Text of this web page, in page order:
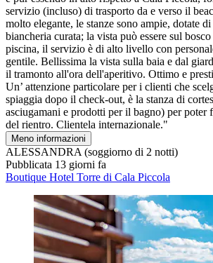
servizio (incluso) di trasporto da e verso il
molto elegante, le stanze sono ampie, dotate
biancheria curata; la vista può essere sul
piscina, il servizio è di alto livello con
gentile. Bellissima la vista sulla baia e dal
il tramonto all'ora dell'aperitivo. Ottimo e
Un’ attenzione particolare per i clienti che
spiaggia dopo il check-out, è la stanza di
asciugamani e prodotti per il bagno) per poter
del rientro. Clientela internazionale."
Meno informazioni
ALESSANDRA (soggiorno di 2 notti)
Pubblicata 13 giorni fa
Boutique Hotel Torre di Cala Piccola